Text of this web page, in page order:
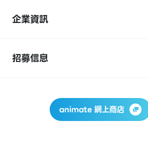
企業資訊
招募信息
animate 網上商店